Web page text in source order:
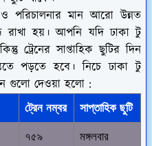
ও পরিচালনার মান আরো উন্নত
রাখা হয়। আপনি যদি ঢাকা টু
ট্রেনের সাপ্তাহিক ছুটির দিন
পড়তে হবে। নিচে ঢাকা টু
গুলো দেওয়া হলো :
ট্রেন নম্বর সাপ্তাহিক ছুটি
৭৫৯ মঙ্গলবার